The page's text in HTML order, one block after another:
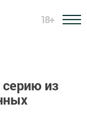
18+
из